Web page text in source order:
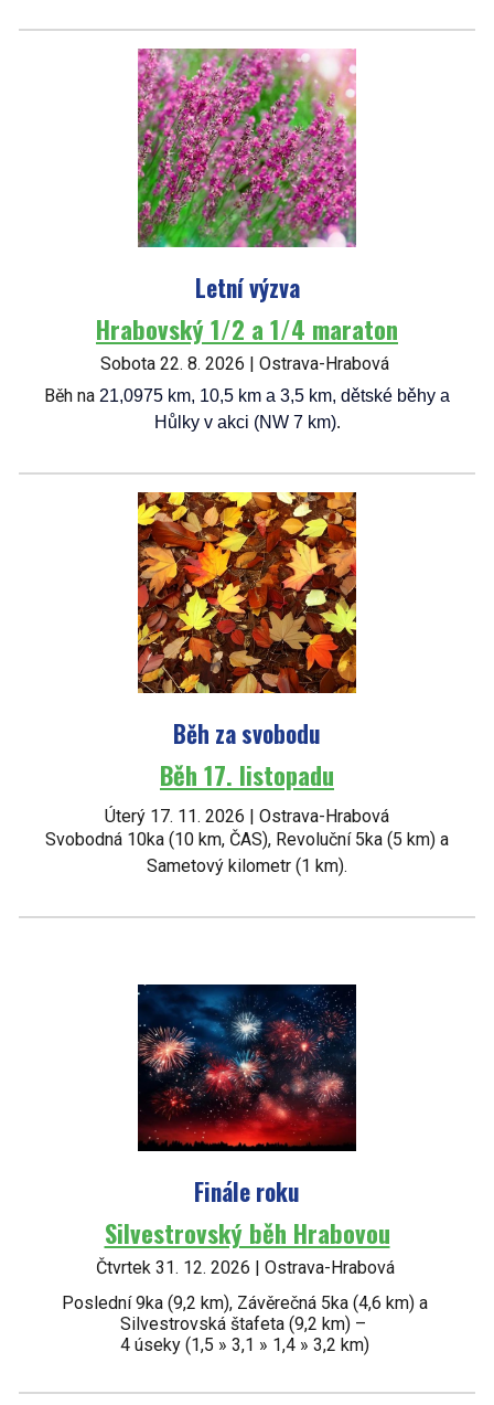
Letní výzva
Hrabovský 1/2 a 1/4 maraton
Sobota 22. 8. 2026 | Ostrava-Hrabová
Běh na 21,0975 km, 10,5 km a 3,5 km, dětské běhy a
Hůlky v akci (NW 7 km).
Běh za svobodu
Běh 17. listopadu
Úterý 17. 11. 2026 | Ostrava-Hrabová
Svobodná 10ka (10 km, ČAS), Revoluční 5ka (5 km) a
Sametový kilometr (1 km).
Finále roku
Silvestrovský běh Hrabovou
Čtvrtek 31. 12. 2026 | Ostrava-Hrabová
Poslední 9ka (9,2 km), Závěrečná 5ka (4,6 km) a
Silvestrovská štafeta (9,2 km) –
4 úseky (1,5 » 3,1 » 1,4 » 3,2 km)